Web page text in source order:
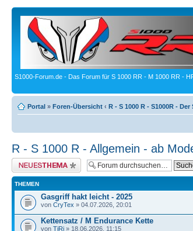
S1000-Forum.de - Das Forum für S 1000 RR - M 1000 RR -
Portal » Foren-Übersicht ‹ R - S 1000 R - S1000R -
R - S 1000 R - Allgemein - ab
Neues Thema erstellen
THEMEN
Gasgriff hakt leicht - 2025
von CryTex » 04.07.2026, 20:01
Kettensatz / M Endurance Kette
von TiRi » 18.06.2026, 11:15